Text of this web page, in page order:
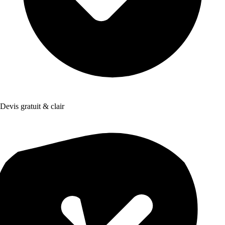
Devis gratuit & clair